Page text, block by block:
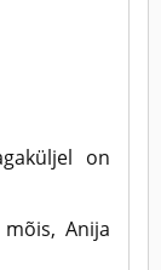
on
Anija